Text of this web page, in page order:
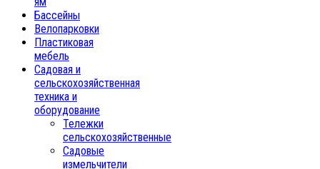
Бассейны
Велопарковки
Пластиковая
мебель
Садовая и
сельскохозяйственная
техника и
оборудование
Тележки
сельскохозяйственные
Садовые
измельчители